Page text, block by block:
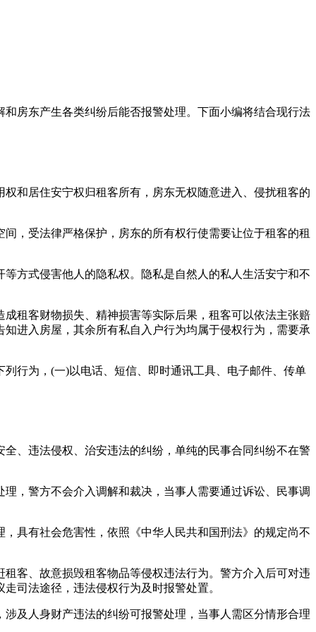
房东产生各类纠纷后能否报警处理。下面小编将结合现行法
和居住安宁权归租客所有，房东无权随意进入、侵扰租客的
，受法律严格保护，房东的所有权行使需要让位于租客的租
方式侵害他人的隐私权。隐私是自然人的私人生活安宁和不
租客财物损失、精神损害等实际后果，租客可以依法主张赔
进入房屋，其余所有私自入户行为均属于侵权行为，需要承
行为，(一)以电话、短信、即时通讯工具、电子邮件、传单
、违法侵权、治安违法的纠纷，单纯的民事合同纠纷不在警
，警方不会介入调解和裁决，当事人需要通过诉讼、民事调
具有社会危害性，依照《中华人民共和国刑法》的规定尚不
客、故意损毁租客物品等侵权违法行为。警方介入后可对违
司法途径，违法侵权行为及时报警处置。
及人身财产违法的纠纷可报警处理，当事人需区分情形合理